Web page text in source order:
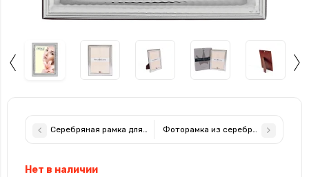
Серебряная рамка для фотографии с подставкой Prince Silvreo
Фоторамка из серебра 925 пробы
Нет в наличии